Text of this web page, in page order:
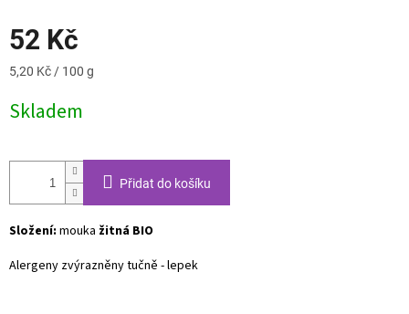
52 Kč
Měrná
5,20 Kč / 100 g
Skladem
Přidat do košíku
Složení: mouka žitná BIO
Alergeny zvýrazněny tučně - lepek